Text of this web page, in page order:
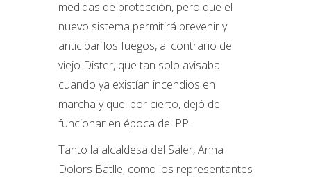
medidas de protección, pero que el
nuevo sistema permitirá prevenir y
anticipar los fuegos, al contrario del
viejo Dister, que tan solo avisaba
cuando ya existían incendios en
marcha y que, por cierto, dejó de
funcionar en época del PP.
Tanto la alcaldesa del Saler, Anna
Dolors Batlle, como los representantes